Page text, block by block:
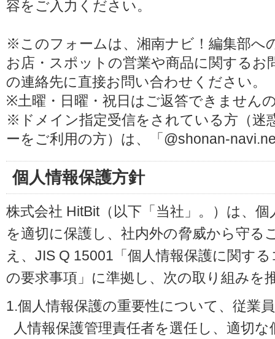
容をご入力ください。
※このフォームは、湘南ナビ！編集部へ
お店・スポットの営業や商品に関する
の連絡先に直接お問い合わせください。
※土曜・日曜・祝日はご返答できません
※ドメイン指定受信をされている方（迷
ーをご利用の方）は、「@shonan-
個人情報保護方針
株式会社 HitBit（以下「当社」。）は、
を適切に保護し、社内外の脅威から守る
え、JIS Q 15001「個人情報保護に関す
の要求事項」に準拠し、次の取り組みを
1.個人情報保護の重要性について、従業
人情報保護管理責任者を選任し、適切